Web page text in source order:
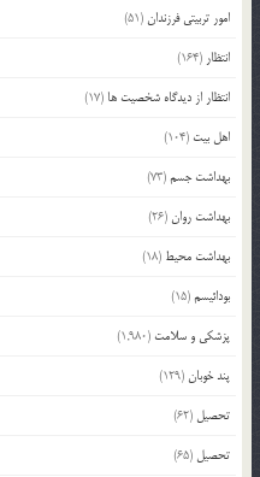
امور تربیتی فرزندان(51)
انتظار (164)
انتظار از دیدگاه شخصیت ها (17)
اهل بیت (104)
بهداشت جسم(73)
بهداشت روان(26)
بهداشت محیط (18)
بودائیسم(15)
پزشکی و سلامت (1,980)
پند خوبان(129)
تحصیل (62)
تحصیل (65)